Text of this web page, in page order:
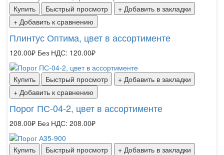
Купить Быстрый просмотр
+ Добавить в закладки
+ Добавить к сравнению
Плинтус Оптима, цвет в ассортименте
120.00₽ Без НДС: 120.00₽
Купить Быстрый просмотр
+ Добавить в закладки
+ Добавить к сравнению
Порог ПС-04-2, цвет в ассортименте
208.00₽ Без НДС: 208.00₽
Купить Быстрый просмотр
+ Добавить в закладки